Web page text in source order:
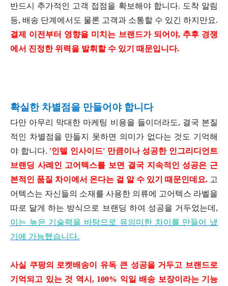
반드시 추가적인 고객 접점을 확보해야 합니다. 도착 알림
등, 배송 단계에서도 물론 고객과 소통할 수 있긴 하지만요.
결제 이전부터 영향을 미치는 브랜드가 되어야, 추후 경쟁
에서 진정한 위력을 발휘할 수 있기 때문입니다.
확실한 차별점을 만들어야 합니다
다만 아무리 막대한 마케팅 비용을 들이더라도, 결국 본질
적인 차별점을 만들지 못하면 의미가 없다는 것도 기억해
야 합니다. '인텔 인사이드' 만큼이나 성공한 인그리디언트
브랜딩 사례인 고어텍스를 보면 결국 지속적인 성공은 근
본적인 품질 차이에서 온다는 걸 알 수 있기 때문인데요. 고
어텍스는 자신들의 소재를 사용한 의류에 고어텍스 라벨을
따로 달게 하는 방식으로 브랜딩 하여 성공을 거두었는데,
이 는 높은 기술력을 바탕으로 유의미한 차이를 만들어 냈
기에 가능했습니다.
사실 쿠팡의 로켓배송이 유독 큰 성공을 거두고 브랜드로
기억되고 있는 것 역시, 100% 익일 배송 보장이라는 기능